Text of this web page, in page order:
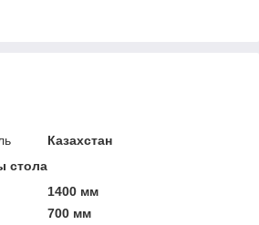
Казахстан
стола
1400 мм
700 мм